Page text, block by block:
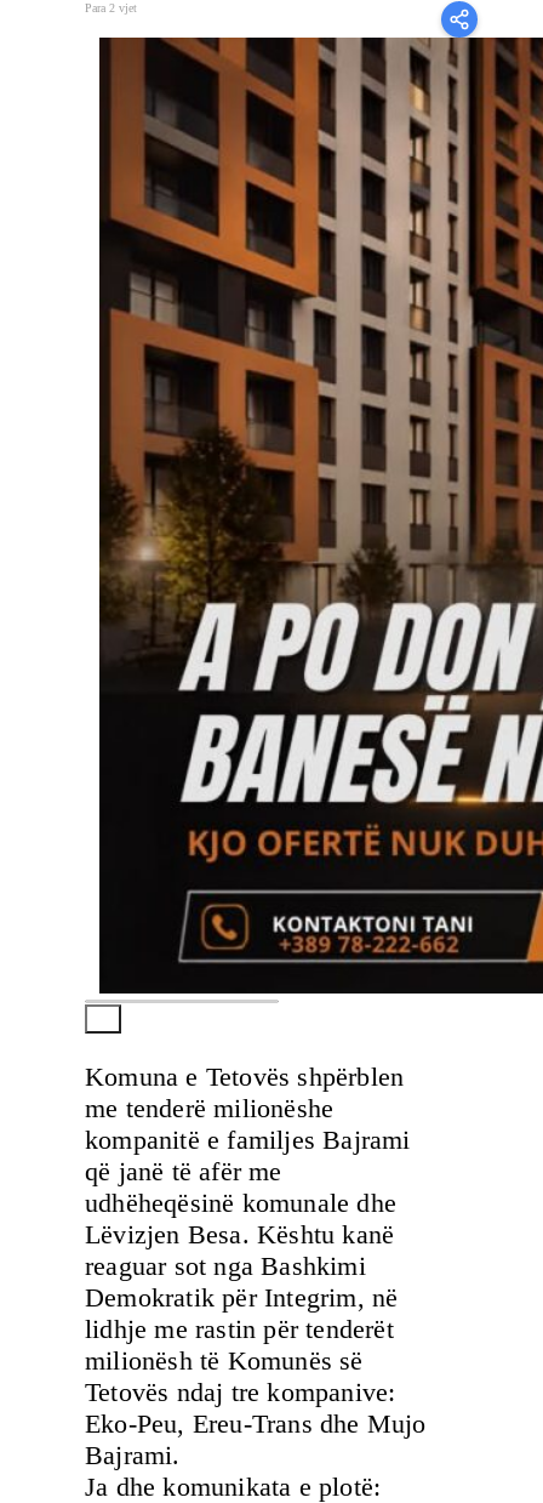
Para 2 vjet
Komuna e Tetovës shpërblen
me tenderë milionëshe
kompanitë e familjes Bajrami
që janë të afër me
udhëheqësinë komunale dhe
Lëvizjen Besa. Kështu kanë
reaguar sot nga Bashkimi
Demokratik për Integrim, në
lidhje me rastin për tenderët
milionësh të Komunës së
Tetovës ndaj tre kompanive:
Eko-Peu, Ereu-Trans dhe Mujo
Bajrami.
Ja dhe komunikata e plotë: